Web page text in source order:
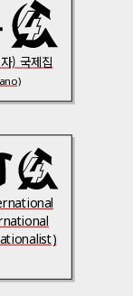
) 국제집